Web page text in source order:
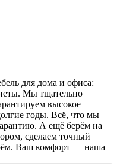
для дома и офиса:
Мы тщательно
высокое
годы. Всё, что мы
А ещё берём на
сделаем точный
Ваш комфорт — наша